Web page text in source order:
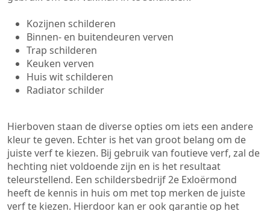
Kozijnen schilderen
Binnen- en buitendeuren verven
Trap schilderen
Keuken verven
Huis wit schilderen
Radiator schilder
Hierboven staan de diverse opties om iets een andere
kleur te geven. Echter is het van groot belang om de
juiste verf te kiezen. Bij gebruik van foutieve verf, zal de
hechting niet voldoende zijn en is het resultaat
teleurstellend. Een schildersbedrijf 2e Exloërmond
heeft de kennis in huis om met top merken de juiste
verf te kiezen. Hierdoor kan er ook garantie op het